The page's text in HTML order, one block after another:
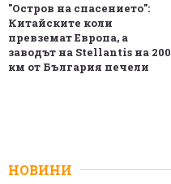
"Остров на спасението":
Китайските коли
превземат Европа, а
заводът на Stellantis на 200
км от България печели
НОВИНИ